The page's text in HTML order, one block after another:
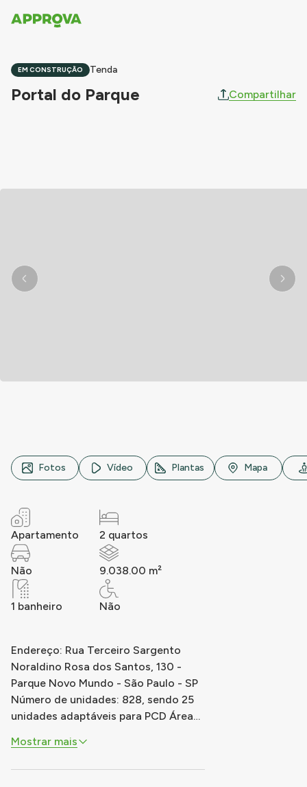
EM CONSTRUÇÃO Tenda
Portal do Parque Compartilhar
Rua Soldado Claudino Pinheiro, n° 151, Parque Novo
Fotos Vídeo Plantas Mapa
Apartamento 2 quartos
Não 9.038.00 m²
1 banheiro Não
Endereço: Rua Terceiro Sargento
Noraldino Rosa dos Santos, 130 -
Parque Novo Mundo - São Paulo - SP
Número de unidades: 828, sendo 25
unidades adaptáveis para PCD Área
m2, sendo 1 quarto nas unidades
Mostrar mais